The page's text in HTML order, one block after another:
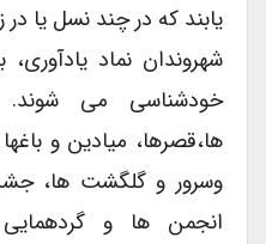
یابند که در چند نسل یا در
شهروندان نماد یادآوری،
خودشناسی می شوند.
ها،قصرها، میادین و
وسرور و گلگشت ها،
انجمن ها و گردهمایی